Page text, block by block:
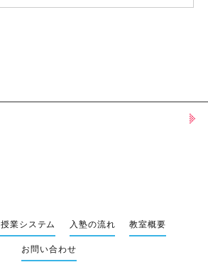
業システム 入塾の流れ 教室概要
お問い合わせ